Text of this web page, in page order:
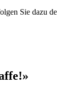
Sie dazu